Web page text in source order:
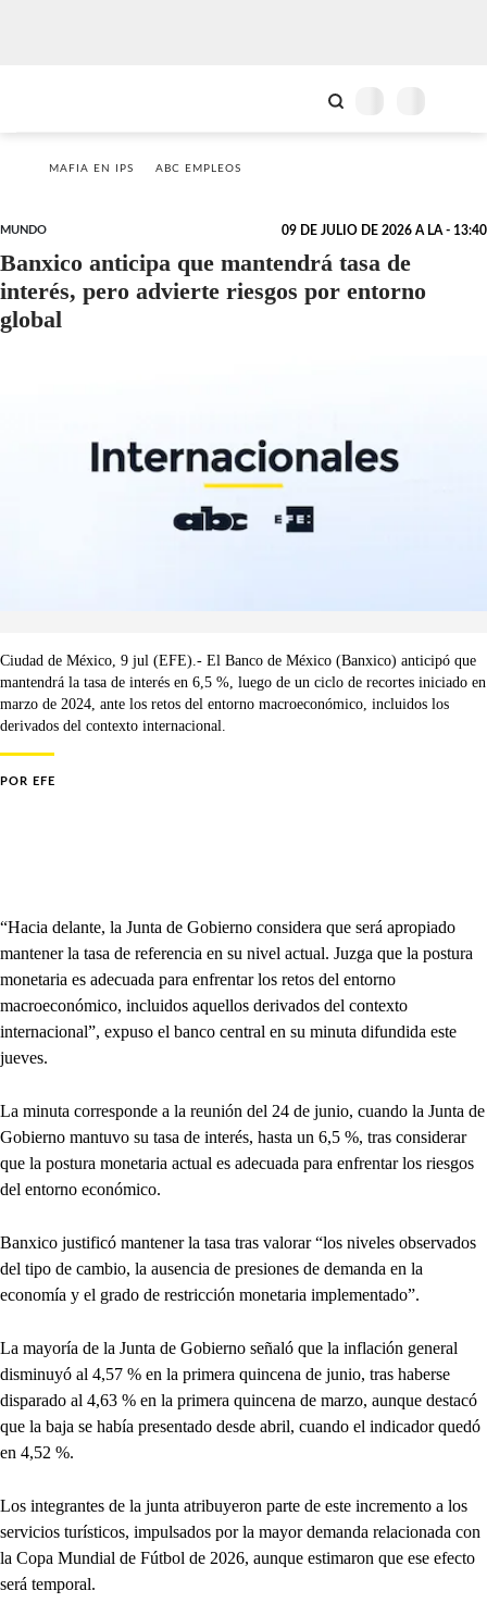
MAFIA EN IPS ABC EMPLEOS
MUNDO 09 DE JULIO DE 2026 A LA - 13:40
Banxico anticipa que mantendrá tasa de
interés, pero advierte riesgos por entorno
global
Ciudad de México, 9 jul (EFE).- El Banco de México (Banxico) anticipó que
mantendrá la tasa de interés en 6,5 %, luego de un ciclo de recortes iniciado en
marzo de 2024, ante los retos del entorno macroeconómico, incluidos los
derivados del contexto internacional.
POR EFE
“Hacia delante, la Junta de Gobierno considera que será apropiado
mantener la tasa de referencia en su nivel actual. Juzga que la postura
monetaria es adecuada para enfrentar los retos del entorno
macroeconómico, incluidos aquellos derivados del contexto
internacional”, expuso el banco central en su minuta difundida este
jueves.
La minuta corresponde a la reunión del 24 de junio, cuando la Junta de
Gobierno mantuvo su tasa de interés, hasta un 6,5 %, tras considerar
que la postura monetaria actual es adecuada para enfrentar los riesgos
del entorno económico.
Banxico justificó mantener la tasa tras valorar “los niveles observados
del tipo de cambio, la ausencia de presiones de demanda en la
economía y el grado de restricción monetaria implementado”.
La mayoría de la Junta de Gobierno señaló que la inflación general
disminuyó al 4,57 % en la primera quincena de junio, tras haberse
disparado al 4,63 % en la primera quincena de marzo, aunque destacó
que la baja se había presentado desde abril, cuando el indicador quedó
en 4,52 %.
Los integrantes de la junta atribuyeron parte de este incremento a los
servicios turísticos, impulsados por la mayor demanda relacionada con
la Copa Mundial de Fútbol de 2026, aunque estimaron que ese efecto
será temporal.